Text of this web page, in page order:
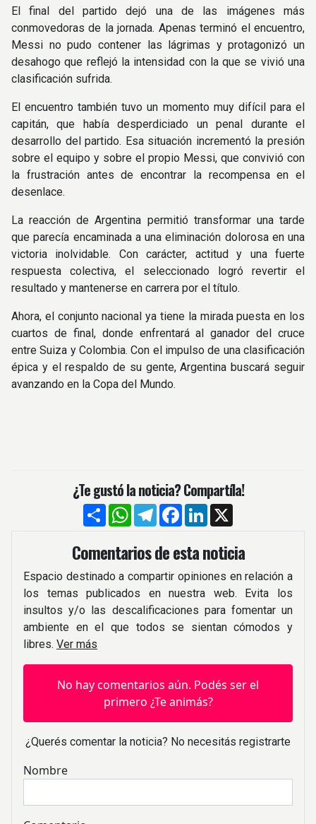
El final del partido dejó una de las imágenes más
conmovedoras de la jornada. Apenas terminó el encuentro,
Messi no pudo contener las lágrimas y protagonizó un
desahogo que reflejó la intensidad con la que se vivió una
clasificación sufrida.
El encuentro también tuvo un momento muy difícil para el
capitán, que había desperdiciado un penal durante el
desarrollo del partido. Esa situación incrementó la presión
sobre el equipo y sobre el propio Messi, que convivió con
la frustración antes de encontrar la recompensa en el
desenlace.
La reacción de Argentina permitió transformar una tarde
que parecía encaminada a una eliminación dolorosa en una
victoria inolvidable. Con carácter, actitud y una fuerte
respuesta colectiva, el seleccionado logró revertir el
resultado y mantenerse en carrera por el título.
Ahora, el conjunto nacional ya tiene la mirada puesta en los
cuartos de final, donde enfrentará al ganador del cruce
entre Suiza y Colombia. Con el impulso de una clasificación
épica y el respaldo de su gente, Argentina buscará seguir
avanzando en la Copa del Mundo.
¿Te gustó la noticia? Compartíla!
CompartirWhatsApp
TelegramFacebook
LinkedIn
Comentarios de esta noticia
Espacio destinado a compartir opiniones en relación a
los temas publicados en nuestra web. Evita los
insultos y/o las descalificaciones para fomentar un
ambiente en el que todos se sientan cómodos y
libres. Ver más
No hay comentarios aún. Podés ser el
primero ¿Te animás?
¿Querés comentar la noticia? No necesitás registrarte
Nombre